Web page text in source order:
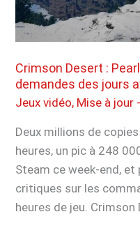
un
patch
sur
PS5
qui
peine
à
rassurer
les
joueurs
Crimson Desert :
demandes des jours
Jeux vidéo, Mise à jour
Deux millions de
heures, un pic à 248
Steam ce week-end,
critiques sur les
heures de jeu.